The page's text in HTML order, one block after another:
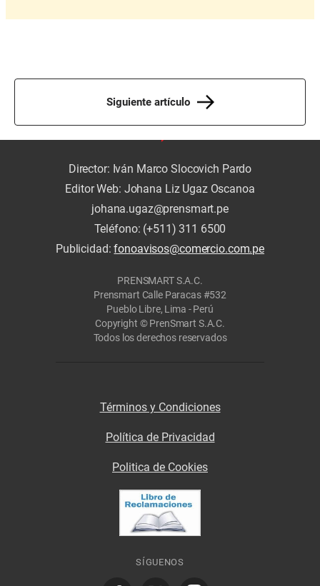
Siguiente artículo
Director: Iván Marco Slocovich Pardo
Editor Web: Johana Liz Ugaz Oscanoa
johana.ugaz@prensmart.pe
Teléfono: (+511) 311 6500
Publicidad:fonoavisos@comercio.com.pe
PRENSMART S.A.C.
Prensmart Calle Paracas #532
Pueblo Libre, Lima - Perú
Copyright © PrenSmart S.A.C.
Todos los derechos reservados
Términos y Condiciones
Política de Privacidad
Politica de Cookies
SÍGUENOS